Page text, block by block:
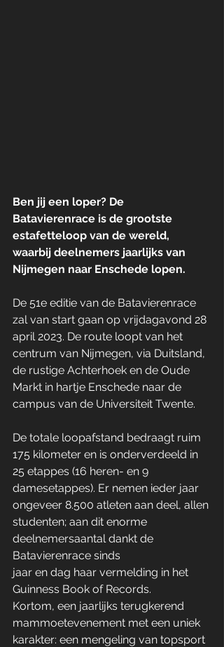
Ben jij een loper? De
Batavierenrace is de grootste
estafetteloop van de wereld,
waarbij deelnemers jaarlijks van
Nijmegen naar Enschede lopen.
De 51e editie van de Batavierenrace
zal van start gaan op vrijdagavond 28
april 2023. De route loopt van het
centrum van Nijmegen, via Duitsland,
de rustige Achterhoek en de Oude
Markt in hartje Enschede naar de
campus van de Universiteit Twente.
De totale loopafstand bedraagt ruim
175 kilometer en is onderverdeeld in
25 etappes (16 heren- en 9
damesetappes). Er nemen ieder jaar
ongeveer 8.500 atleten aan deel, allen
studenten; aan dit enorme
deelnemersaantal dankt de
Batavierenrace sinds
jaar en dag haar vermelding in het
Guinness Book of Records.
Kortom, een jaarlijks terugkerend
mammoetevenement met een uniek
karakter: een mengeling van topsport